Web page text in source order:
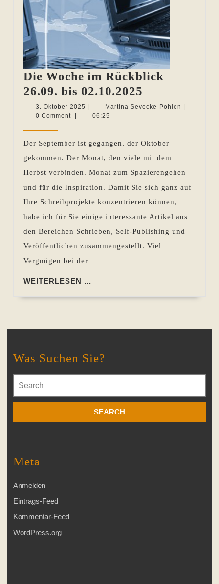
Die Woche im Rückblick
26.09. bis 02.10.2025
Woche
26.09.
bis
02.10.2025
3. Oktober 2025 3.
Oktober
Martina Sevecke-Pohlen Martina
0 Comment
06:25
Der September ist gegangen, der Oktober
gekommen. Der Monat, den viele mit dem
Herbst verbinden. Monat zum Spazierengehen
und für die Inspiration. Damit Sie sich ganz auf
Ihre Schreibprojekte konzentrieren können,
habe ich für Sie einige interessante Artikel aus
den Bereichen Schrieben, Self-Publishing und
Veröffentlichen zusammengestellt. Viel
Vergnügen bei der
WEITERLESEN ...
Was Suchen Sie?
for:
Meta
Anmelden
Eintrags-Feed
Kommentar-Feed
WordPress.org